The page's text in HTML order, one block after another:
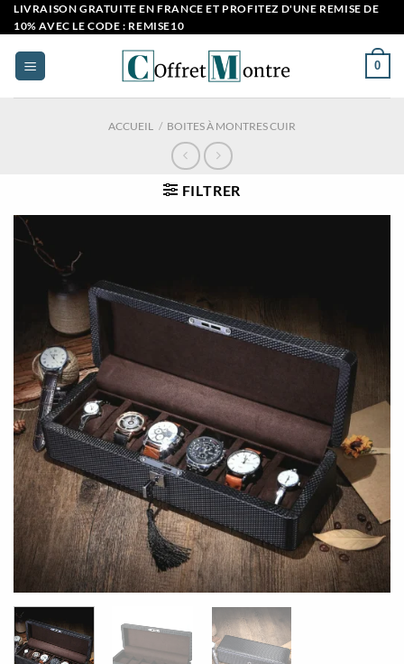
Passer
au
contenu
LIVRAISON GRATUITE EN FRANCE ET PROFITEZ D'UNE REMISE DE
10% AVEC LE CODE : REMISE10
0
ACCUEIL / BOITES À MONTRES CUIR
FILTRER